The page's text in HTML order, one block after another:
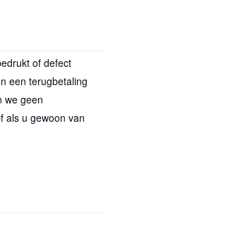
of defect
een terugbetaling
we geen
als u gewoon van